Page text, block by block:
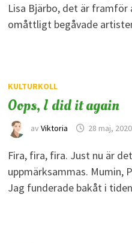
Lisa Bjärbo, det är
omåttligt begåvade
KULTURKOLL
Oops, I did it again
av Viktoria 28 maj, 2020
Fira, fira, fira. Just nu är
uppmärksammas.
Jag funderade bakåt i